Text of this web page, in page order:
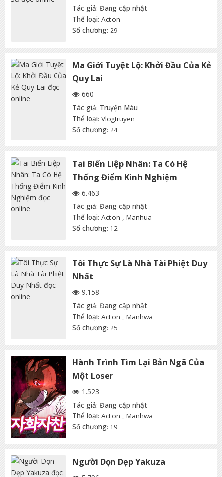
Tác giả: Đang cập nhật
Thể loại: Action
Số chương: 29
Ma Giới Tuyệt Lộ: Khởi Đầu Của Kẻ
Quy Lai
660
Tác giả: Truyện Màu
Thể loại: Vlogtruyen
Số chương: 24
Tai Biến Liệp Nhân: Ta Có Hệ
Thống Điểm Kinh Nghiệm
6.463
Tác giả: Đang cập nhật
Thể loại: Action , Manhua
Số chương: 12
Tôi Thực Sự Là Nhà Tài Phiệt Duy
Nhất
9.158
Tác giả: Đang cập nhật
Thể loại: Action , Manhwa
Số chương: 25
Hành Trình Tìm Lại Bản Ngã Của
Một Loser
1.523
Tác giả: Đang cập nhật
Thể loại: Action , Manhwa
Số chương: 19
Người Dọn Dẹp Yakuza